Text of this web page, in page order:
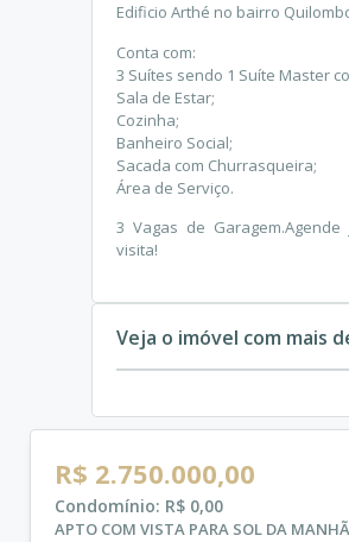
Edificio Arthé no bairro
Conta com:
3 Suítes sendo 1 Suíte Master
Sala de Estar;
Cozinha;
Banheiro Social;
Sacada com Churrasqueira;
Área de Serviço.
3 Vagas de
visita!
Veja o imóvel com mais
R$ 2.750.000,00
Condomínio: R$ 0,00
APTO COM VISTA PARA SOL DA MANHÃ